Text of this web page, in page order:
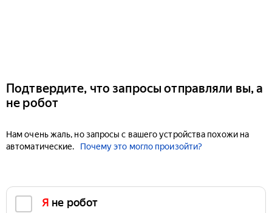
Подтвердите, что запросы отправляли вы, а
не робот
Нам очень жаль, но запросы с вашего устройства похожи на
автоматические.
Почему это могло произойти?
Я не робот